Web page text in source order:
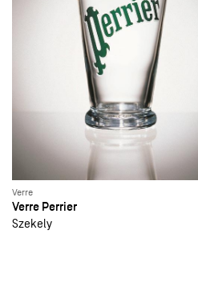
Verre
Verre Perrier
Szekely